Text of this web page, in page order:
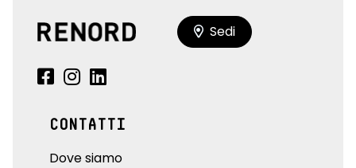
Sedi
CONTATTI
Dove siamo